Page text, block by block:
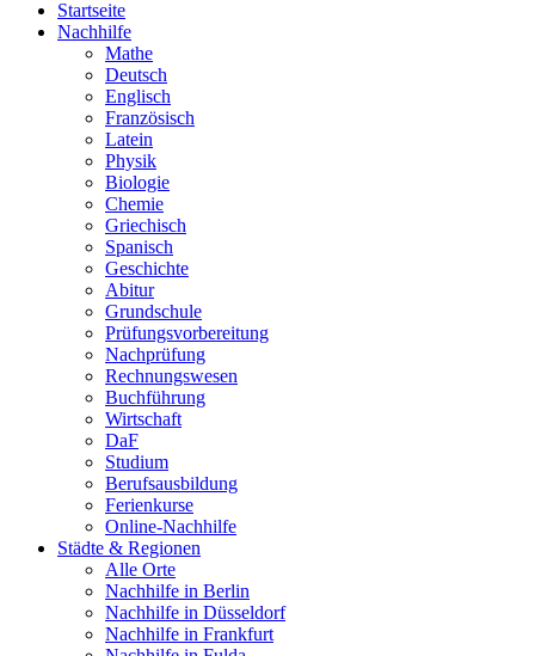
Startseite
Nachhilfe
Mathe
Deutsch
Englisch
Französisch
Latein
Physik
Biologie
Chemie
Griechisch
Spanisch
Geschichte
Abitur
Grundschule
Prüfungsvorbereitung
Nachprüfung
Rechnungswesen
Buchführung
Wirtschaft
DaF
Studium
Berufsausbildung
Ferienkurse
Online-Nachhilfe
Städte & Regionen
Alle Orte
Nachhilfe in Berlin
Nachhilfe in Düsseldorf
Nachhilfe in Frankfurt